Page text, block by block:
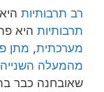
רב תרבותיות
תרבותיות היא
מערכתית, מתן
מהמעלה השנייה
שאובחנה כבר